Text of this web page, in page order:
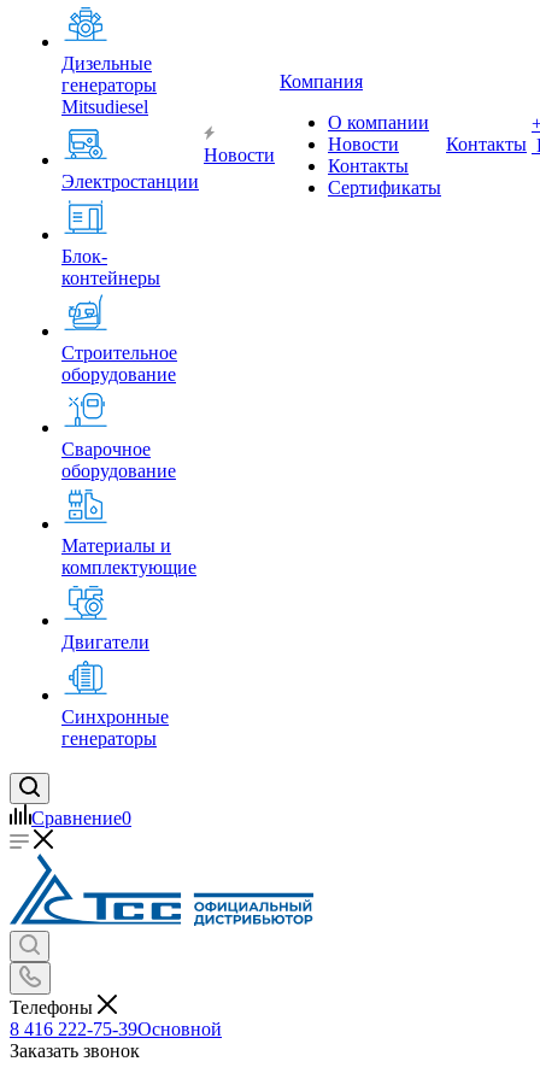
Дизельные
генераторы
Mitsudiesel
Электростанции
Блок-
контейнеры
Строительное
оборудование
Сварочное
оборудование
Материалы и
комплектующие
Двигатели
Синхронные
генераторы
Новости
Компания
О компании
Новости
Контакты
Сертификаты
Контакты
Сравнение0
Телефоны
8 416 222-75-39Основной
Заказать звонок